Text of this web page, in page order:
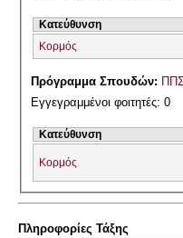
Κατεύθυνση
Κορμός
Πρόγραμμα Σπουδών:
Εγγεγραμμένοι φοιτητές: 0
Κατεύθυνση
Κορμός
Πληροφορίες Τάξης